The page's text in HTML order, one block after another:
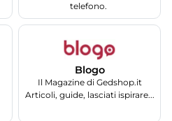
telefono.
Blogo
Il Magazine di Gedshop.it
Articoli, guide, lasciati ispirare...